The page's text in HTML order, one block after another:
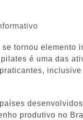
tornou elemento
é uma das
produtivo no